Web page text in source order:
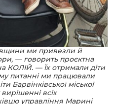
ми привезли й
— говорить проєктна
КОЛІЙ. — Їх отримали діти
питанні ми працювали
Барвінківської міської
всіх
управління Марині